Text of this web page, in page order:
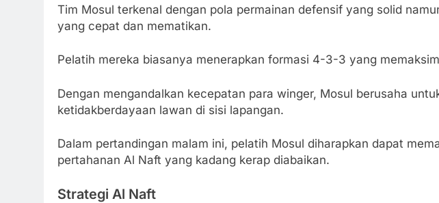
Tim Mosul terkenal dengan pola permainan defensif yang solid
yang cepat dan mematikan.
Pelatih mereka biasanya menerapkan formasi 4-3-3 yang
Dengan mengandalkan kecepatan para winger, Mosul berusaha
ketidakberdayaan lawan di sisi lapangan.
Dalam pertandingan malam ini, pelatih Mosul diharapkan dapat
pertahanan Al Naft yang kadang kerap diabaikan.
Strategi Al Naft